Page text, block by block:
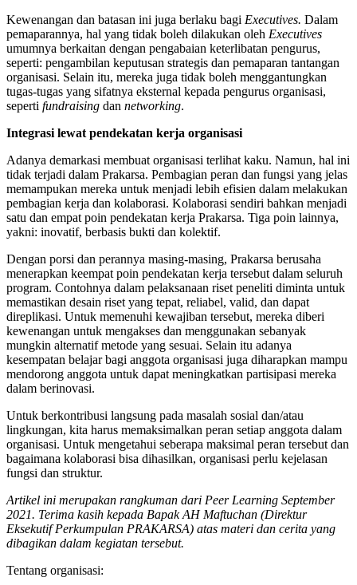
Kewenangan dan batasan ini juga berlaku bagi Executives. Dalam
pemaparannya, hal yang tidak boleh dilakukan oleh Executives
umumnya berkaitan dengan pengabaian keterlibatan pengurus,
seperti: pengambilan keputusan strategis dan pemaparan tantangan
organisasi. Selain itu, mereka juga tidak boleh menggantungkan
tugas-tugas yang sifatnya eksternal kepada pengurus organisasi,
seperti fundraising dan networking.
Integrasi lewat pendekatan kerja organisasi
Adanya demarkasi membuat organisasi terlihat kaku. Namun, hal ini
tidak terjadi dalam Prakarsa. Pembagian peran dan fungsi yang jelas
memampukan mereka untuk menjadi lebih efisien dalam melakukan
pembagian kerja dan kolaborasi. Kolaborasi sendiri bahkan menjadi
satu dan empat poin pendekatan kerja Prakarsa. Tiga poin lainnya,
yakni: inovatif, berbasis bukti dan kolektif.
Dengan porsi dan perannya masing-masing, Prakarsa berusaha
menerapkan keempat poin pendekatan kerja tersebut dalam seluruh
program. Contohnya dalam pelaksanaan riset peneliti diminta untuk
memastikan desain riset yang tepat, reliabel, valid, dan dapat
direplikasi. Untuk memenuhi kewajiban tersebut, mereka diberi
kewenangan untuk mengakses dan menggunakan sebanyak
mungkin alternatif metode yang sesuai. Selain itu adanya
kesempatan belajar bagi anggota organisasi juga diharapkan mampu
mendorong anggota untuk dapat meningkatkan partisipasi mereka
dalam berinovasi.
Untuk berkontribusi langsung pada masalah sosial dan/atau
lingkungan, kita harus memaksimalkan peran setiap anggota dalam
organisasi. Untuk mengetahui seberapa maksimal peran tersebut dan
bagaimana kolaborasi bisa dihasilkan, organisasi perlu kejelasan
fungsi dan struktur.
Artikel ini merupakan rangkuman dari Peer Learning September
2021. Terima kasih kepada Bapak AH Maftuchan (Direktur
Eksekutif Perkumpulan PRAKARSA) atas materi dan cerita yang
dibagikan dalam kegiatan tersebut.
Tentang organisasi: